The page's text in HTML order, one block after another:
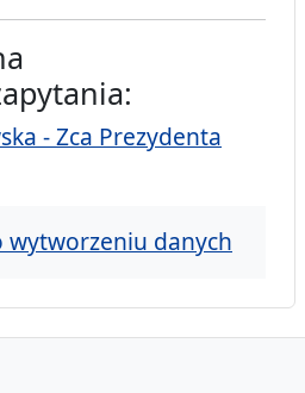
- Zca Prezydenta
wytworzeniu danych